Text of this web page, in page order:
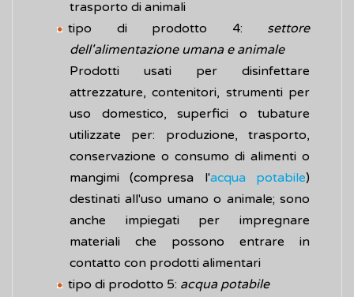
trasporto di animali
tipo di prodotto 4: settore
dell'alimentazione umana e animale
Prodotti usati per disinfettare
attrezzature, contenitori, strumenti per
uso domestico, superfici o tubature
utilizzate per: produzione, trasporto,
conservazione o consumo di alimenti o
mangimi (compresa l'acqua potabile)
destinati all'uso umano o animale; sono
anche impiegati per impregnare
materiali che possono entrare in
contatto con prodotti alimentari
tipo di prodotto 5: acqua potabile